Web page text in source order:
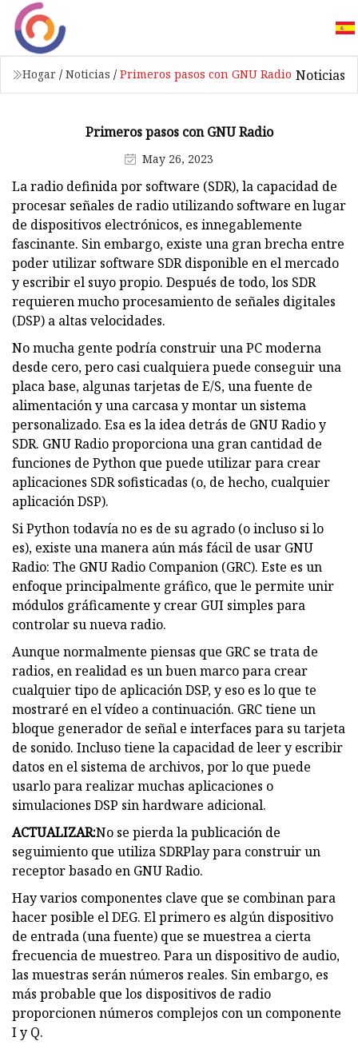
Hogar / Noticias / Primeros pasos con GNU Radio Noticias
Primeros pasos con GNU Radio
May 26, 2023
La radio definida por software (SDR), la capacidad de
procesar señales de radio utilizando software en lugar
de dispositivos electrónicos, es innegablemente
fascinante. Sin embargo, existe una gran brecha entre
poder utilizar software SDR disponible en el mercado
y escribir el suyo propio. Después de todo, los SDR
requieren mucho procesamiento de señales digitales
(DSP) a altas velocidades.
No mucha gente podría construir una PC moderna
desde cero, pero casi cualquiera puede conseguir una
placa base, algunas tarjetas de E/S, una fuente de
alimentación y una carcasa y montar un sistema
personalizado. Esa es la idea detrás de GNU Radio y
SDR. GNU Radio proporciona una gran cantidad de
funciones de Python que puede utilizar para crear
aplicaciones SDR sofisticadas (o, de hecho, cualquier
aplicación DSP).
Si Python todavía no es de su agrado (o incluso si lo
es), existe una manera aún más fácil de usar GNU
Radio: The GNU Radio Companion (GRC). Este es un
enfoque principalmente gráfico, que le permite unir
módulos gráficamente y crear GUI simples para
controlar su nueva radio.
Aunque normalmente piensas que GRC se trata de
radios, en realidad es un buen marco para crear
cualquier tipo de aplicación DSP, y eso es lo que te
mostraré en el vídeo a continuación. GRC tiene un
bloque generador de señal e interfaces para su tarjeta
de sonido. Incluso tiene la capacidad de leer y escribir
datos en el sistema de archivos, por lo que puede
usarlo para realizar muchas aplicaciones o
simulaciones DSP sin hardware adicional.
ACTUALIZAR:No se pierda la publicación de
seguimiento que utiliza SDRPlay para construir un
receptor basado en GNU Radio.
Hay varios componentes clave que se combinan para
hacer posible el DEG. El primero es algún dispositivo
de entrada (una fuente) que se muestrea a cierta
frecuencia de muestreo. Para un dispositivo de audio,
las muestras serán números reales. Sin embargo, es
más probable que los dispositivos de radio
proporcionen números complejos con un componente
I y Q.